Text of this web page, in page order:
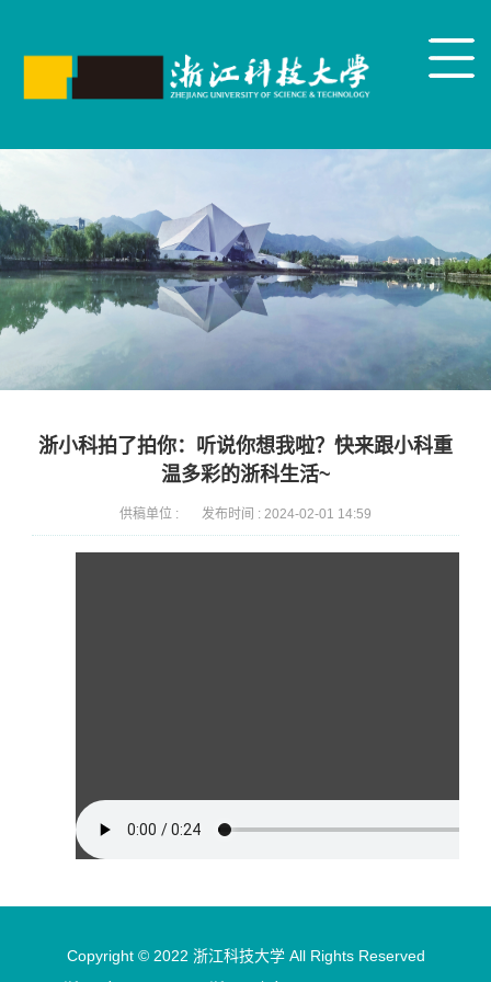
浙小科拍了拍你：听说你想我啦？快来跟小科重
温多彩的浙科生活~
供稿单位 : 发布时间 : 2024-02-01 14:59
Copyright © 2022 浙江科技大学 All Rights Reserved